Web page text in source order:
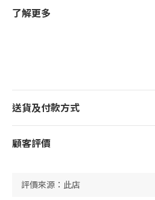
了解更多
送貨及付款方式
顧客評價